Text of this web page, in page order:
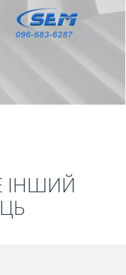
ІНШИЙ